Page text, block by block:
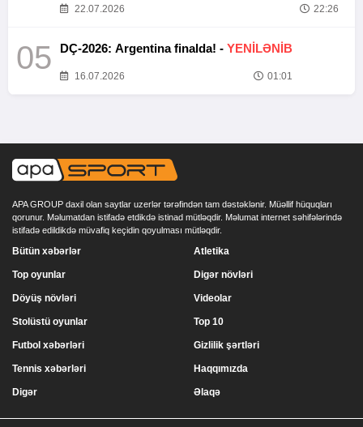
22.07.2026 22:26
05 DÇ-2026: Argentina finalda! - YENİLƏNİB
16.07.2026 01:01
APA GROUP daxil olan saytlar uzerlər tərəfindən tam dəstəklənir. Müəllif hüquqları
qorunur. Məlumatdan istifadə etdikdə istinad mütləqdir. Məlumat internet səhifələrində
istifadə edildikdə müvafiq keçidin qoyulması mütləqdir.
Bütün xəbərlər
Top oyunlar
Döyüş növləri
Stolüstü oyunlar
Atletika
Digər növləri
Videolar
Top 10
Futbol xəbərləri
Tennis xəbərləri
Digər
Gizlilik şərtləri
Haqqımızda
Əlaqə